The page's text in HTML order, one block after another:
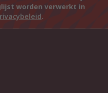
worden verwerkt in
.